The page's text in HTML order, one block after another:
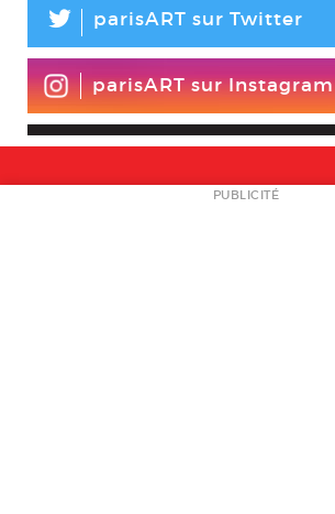
L parisART sur Twitter
parisART sur Instagram
NEWSLETTER
PUBLICITÉ